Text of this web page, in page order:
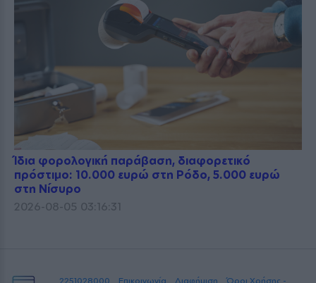
Ίδια φορολογική παράβαση, διαφορετικό
πρόστιμο: 10.000 ευρώ στη Ρόδο, 5.000 ευρώ
στη Νίσυρο
2026-08-05 03:16:31
2251028000 Επικοινωνία Διαφήμιση Όροι Χρήσης -